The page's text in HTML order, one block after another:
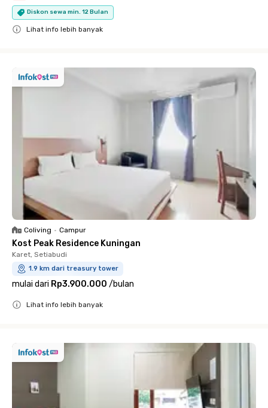
Diskon sewa min. 12 Bulan
Lihat info lebih banyak
Coliving • Campur
Kost Peak Residence Kuningan
Karet, Setiabudi
1.9 km dari treasury tower
mulai dari Rp3.900.000 /bulan
Lihat info lebih banyak